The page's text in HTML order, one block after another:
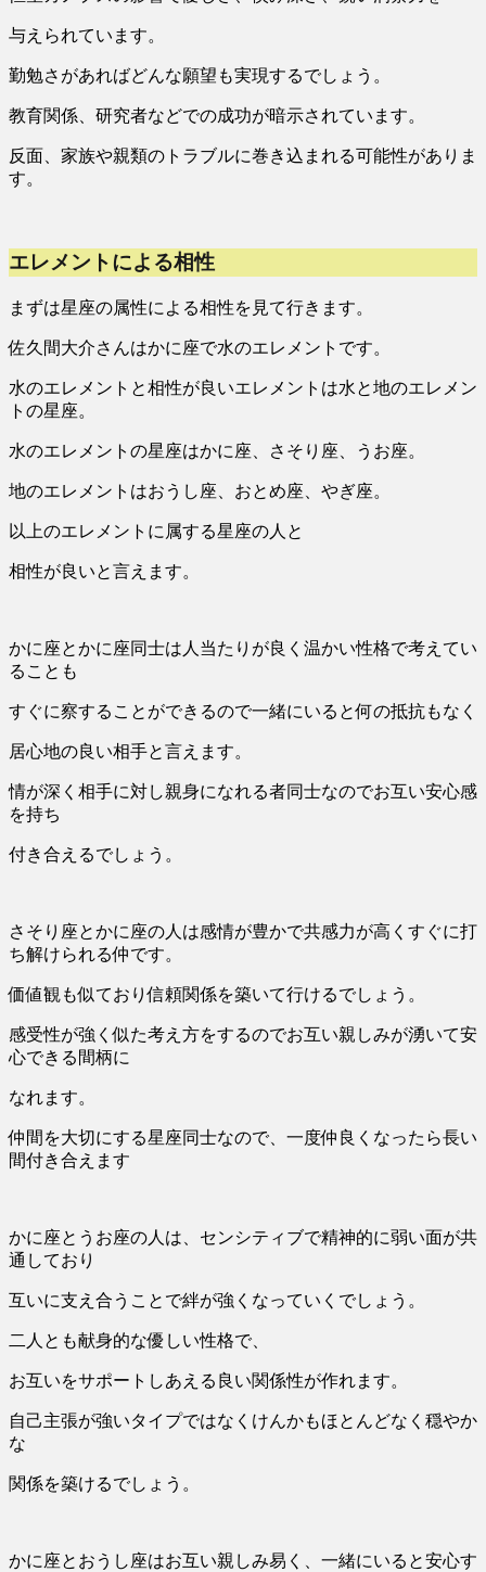
与えられています。
勤勉さがあればどんな願望も実現するでしょう。
教育関係、研究者などでの成功が暗示されています。
反面、家族や親類のトラブルに巻き込まれる可能性がありま
す。
エレメントによる相性
まずは星座の属性による相性を見て行きます。
佐久間大介さんはかに座で水のエレメントです。
水のエレメントと相性が良いエレメントは水と地のエレメン
トの星座。
水のエレメントの星座はかに座、さそり座、うお座。
地のエレメントはおうし座、おとめ座、やぎ座。
以上のエレメントに属する星座の人と
相性が良いと言えます。
かに座とかに座同士は人当たりが良く温かい性格で考えてい
ることも
すぐに察することができるので一緒にいると何の抵抗もなく
居心地の良い相手と言えます。
情が深く相手に対し親身になれる者同士なのでお互い安心感
を持ち
付き合えるでしょう。
さそり座とかに座の人は感情が豊かで共感力が高くすぐに打
ち解けられる仲です。
価値観も似ており信頼関係を築いて行けるでしょう。
感受性が強く似た考え方をするのでお互い親しみが湧いて安
心できる間柄に
なれます。
仲間を大切にする星座同士なので、一度仲良くなったら長い
間付き合えます
かに座とうお座の人は、センシティブで精神的に弱い面が共
通しており
互いに支え合うことで絆が強くなっていくでしょう。
二人とも献身的な優しい性格で、
お互いをサポートしあえる良い関係性が作れます。
自己主張が強いタイプではなくけんかもほとんどなく穏やか
な
関係を築けるでしょう。
かに座とおうし座はお互い親しみ易く、一緒にいると安心す